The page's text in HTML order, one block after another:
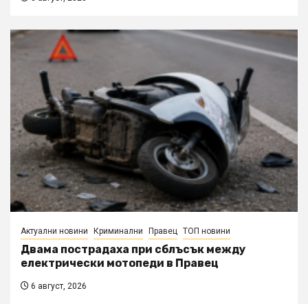
Актуални новини Криминални Правец ТОП новини
Двама пострадаха при сблъсък между
електрически мотопеди в Правец
6 август, 2026